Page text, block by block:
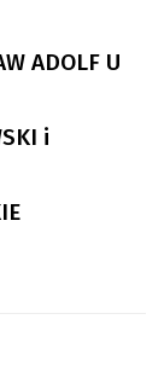
ADOLF U
i